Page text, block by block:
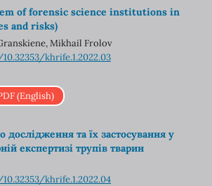
of forensic science institutions in
and risks)
Mikhail Frolov
khrife.1.2022.03
(English)
дослідження та їх застосування у
експертизі трупів тварин
khrife.1.2022.04